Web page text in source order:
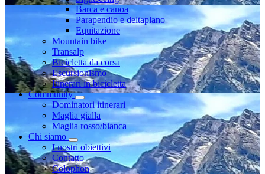
Barca e canoa
Parapendio e deltaplano
Equitazione
Mountain bike
Transalp
Bicicletta da corsa
Escursionismo
Itinerari in bicicletta
Community
Dominatori itinerari
Maglia gialla
Maglia rosso/bianca
Chi siamo
I nostri obiettivi
Contatto
Colophon